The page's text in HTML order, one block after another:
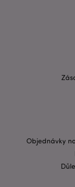
Objednávky
Zásadách